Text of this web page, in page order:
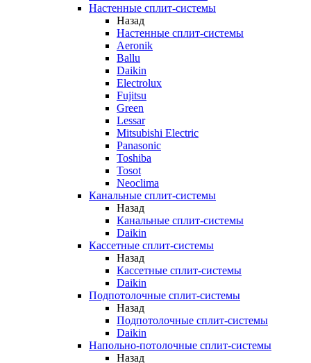
Настенные сплит-системы
Назад
Настенные сплит-системы
Aeronik
Ballu
Daikin
Electrolux
Fujitsu
Green
Lessar
Mitsubishi Electric
Panasonic
Toshiba
Tosot
Neoclima
Канальные сплит-системы
Назад
Канальные сплит-системы
Daikin
Кассетные сплит-системы
Назад
Кассетные сплит-системы
Daikin
Подпотолочные сплит-системы
Назад
Подпотолочные сплит-системы
Daikin
Напольно-потолочные сплит-системы
Назад